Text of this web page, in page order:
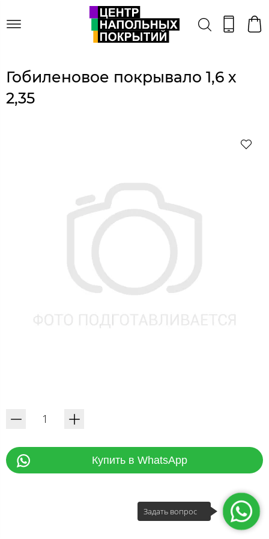
Гобиленовое покрывало 1,6 х
2,35
Купить в WhatsApp
Задать вопрос